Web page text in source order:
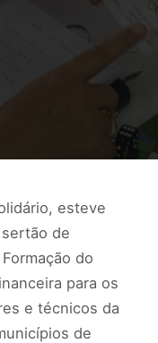
esteve
de
do
para os
e técnicos da
de